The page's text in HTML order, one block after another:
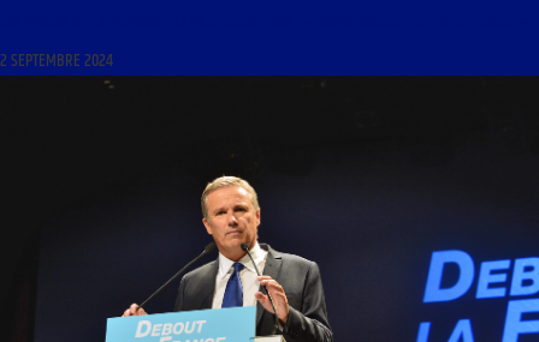
2 SEPTEMBRE 2024